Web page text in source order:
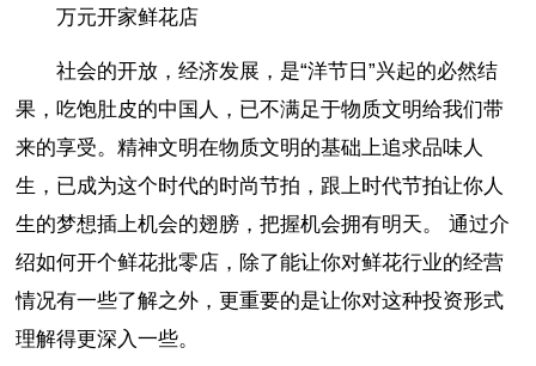
万元开家鲜花店
社会的开放，经济发展，是“洋节日”兴起的必然结
果，吃饱肚皮的中国人，已不满足于物质文明给我们带
来的享受。精神文明在物质文明的基础上追求品味人
生，已成为这个时代的时尚节拍，跟上时代节拍让你人
生的梦想插上机会的翅膀，把握机会拥有明天。 通过介
绍如何开个鲜花批零店，除了能让你对鲜花行业的经营
情况有一些了解之外，更重要的是让你对这种投资形式
理解得更深入一些。